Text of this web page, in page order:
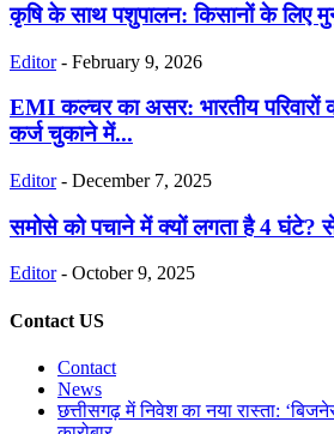
कृषि के साथ पशुपालन: किसानों के लिए
Editor - February 9, 2026
EMI कल्चर का असर: भारतीय परिवारों
कर्ज चुकाने में...
Editor - December 7, 2025
समोसे को पचाने में क्यों लगता है 4 घंटे?
Editor - October 9, 2025
Contact US
Contact
News
छत्तीसगढ़ में निवेश का नया रास्ता: